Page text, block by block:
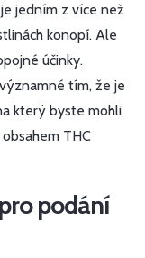
jedním z více než
konopí. Ale
účinky.
tím, že je
který byste mohli
THC
podání